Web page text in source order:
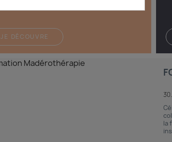
JE DÉCOUVRE
la